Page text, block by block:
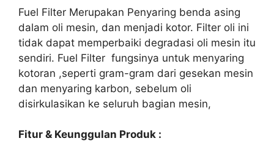
Fuel Filter Merupakan Penyaring benda asing
dalam oli mesin, dan menjadi kotor. Filter oli ini
tidak dapat memperbaiki degradasi oli mesin itu
sendiri. Fuel Filter fungsinya untuk menyaring
kotoran ,seperti gram-gram dari gesekan mesin
dan menyaring karbon, sebelum oli
disirkulasikan ke seluruh bagian mesin,
Fitur & Keunggulan Produk :